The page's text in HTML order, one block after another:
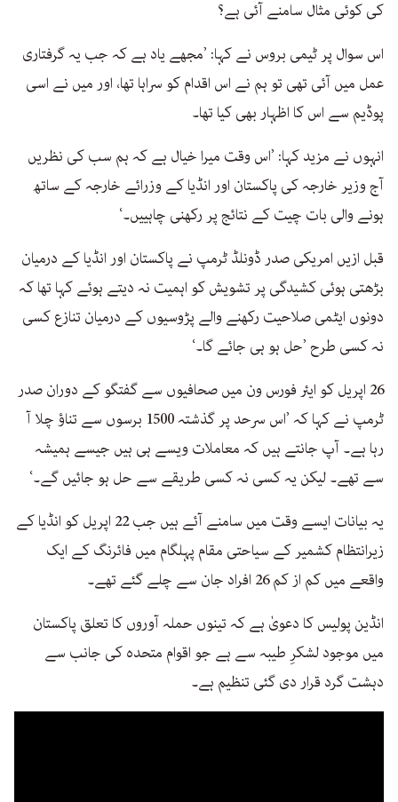
کی کوئی مثال سامنے آئی ہے؟
اس سوال پر ٹیمی بروس نے کہا: ’مجھے یاد ہے کہ جب یہ گرفتاری
عمل میں آئی تھی تو ہم نے اس اقدام کو سراہا تھا، اور میں نے اسی
پوڈیم سے اس کا اظہار بھی کیا تھا۔
انہوں نے مزید کہا: ’اس وقت میرا خیال ہے کہ ہم سب کی نظریں
آج وزیر خارجہ کی پاکستان اور انڈیا کے وزرائے خارجہ کے ساتھ
ہونے والی بات چیت کے نتائج پر رکھنی چاہییں۔‘
قبل ازیں امریکی صدر ڈونلڈ ٹرمپ نے پاکستان اور انڈیا کے درمیان
بڑھتی ہوئی کشیدگی پر تشویش کو اہمیت نہ دیتے ہوئے کہا تھا کہ
دونوں ایٹمی صلاحیت رکھنے والے پڑوسیوں کے درمیان تنازع کسی
نہ کسی طرح ’حل ہو ہی جائے گا۔‘
26 اپریل کو ایئر فورس ون میں صحافیوں سے گفتگو کے دوران صدر
ٹرمپ نے کہا کہ ’اس سرحد پر گذشتہ 1500 برسوں سے تناؤ چلا آ
رہا ہے۔ آپ جانتے ہیں کہ معاملات ویسے ہی ہیں جیسے ہمیشہ
سے تھے۔ لیکن یہ کسی نہ کسی طریقے سے حل ہو جائیں گے۔‘
یہ بیانات ایسے وقت میں سامنے آئے ہیں جب 22 اپریل کو انڈیا کے
زیرانتظام کشمیر کے سیاحتی مقام پہلگام میں فائرنگ کے ایک
واقعے میں کم از کم 26 افراد جان سے چلے گئے تھے۔
انڈین پولیس کا دعویٰ ہے کہ تینوں حملہ آوروں کا تعلق پاکستان
میں موجود لشکرِ طیبہ سے ہے جو اقوام متحدہ کی جانب سے
دہشت گرد قرار دی گئی تنظیم ہے۔